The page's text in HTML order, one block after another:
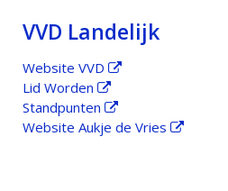
VVD Landelijk
Website VVD
Lid Worden
Standpunten
Website Aukje de Vries